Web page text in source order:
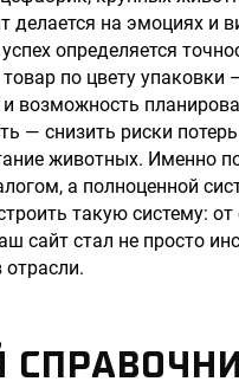
делается на эмоциях и
определяется
по цвету упаковки
и возможность
— снизить риски
животных. Именно
а полноценной
такую систему: от
сайт стал не просто